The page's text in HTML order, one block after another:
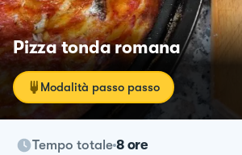
Pizza tonda romana
Modalità passo passo
Tempo totale 8 ore